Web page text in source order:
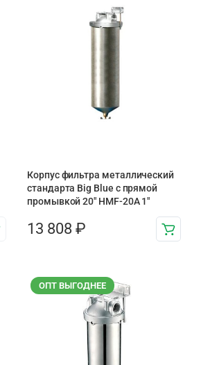
Корпус фильтра металлический
стандарта Big Blue с прямой
промывкой 20″ HMF-20A 1″
13 808 ₽
ОПТ ВЫГОДНЕЕ